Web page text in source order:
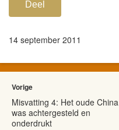
Deel
14 september 2011
Vorige
Misvatting 4: Het oude China
was achtergesteld en
onderdrukt